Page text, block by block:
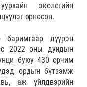
экологийн
өрнөсөн.
баримтаар дүүрэн
2022 оны дундын
буюу 430 орчим
ордын бүтээмж
аж үйлдвэрийн